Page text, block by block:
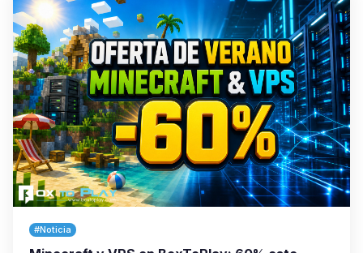
#Noticia